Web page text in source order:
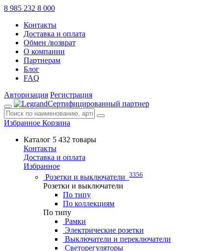
8 985 232 8 000
Контакты
Доставка и оплата
Обмен /возврат
О компании
Партнерам
Блог
FAQ
Авторизация Регистрация
Сертифицированный партнер
Избранное Корзина
Каталог 5 432 товары
Контакты
Доставка и оплата
Избранное
Розетки и выключатели 3356
Розетки и выключатели
По типу
По коллекциям
По типу
Рамки
Электрические розетки
Выключатели и переключатели
Светорегуляторы